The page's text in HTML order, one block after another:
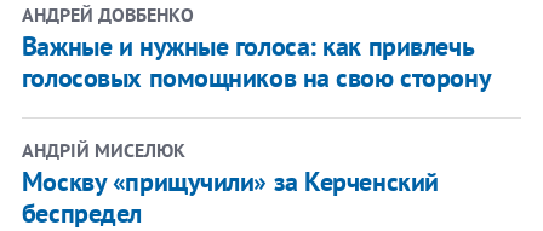
АНДРЕЙ ДОВБЕНКО
Важные и нужные голоса: как привлечь
голосовых помощников на свою сторону
АНДРІЙ МИСЕЛЮК
Москву «прищучили» за Керченский
беспредел